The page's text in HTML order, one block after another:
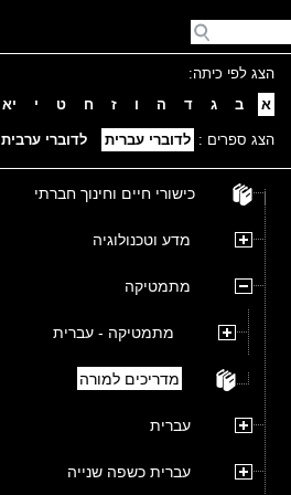
הצג לפי כיתה:
א
ב ג ד ה ו ז ח ט י יא
הצג ספרים : לדוברי עברית לדוברי ערבית
כישורי חיים וחינוך חברתי
מדע וטכנולוגיה
מתמטיקה
מתמטיקה - עברית
מדריכים למורה
עברית
עברית כשפה שנייה